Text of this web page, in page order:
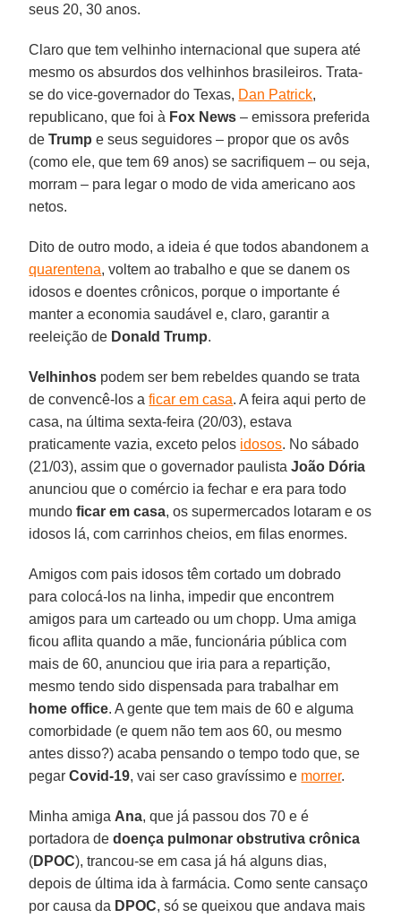
seus 20, 30 anos.
Claro que tem velhinho internacional que supera até
mesmo os absurdos dos velhinhos brasileiros. Trata-
se do vice-governador do Texas, Dan Patrick,
republicano, que foi à Fox News – emissora preferida
deTrump e seus seguidores – propor que os avôs
(como ele, que tem 69 anos) se sacrifiquem – ou seja,
morram – para legar o modo de vida americano aos
netos.
Dito de outro modo, a ideia é que todos abandonem a
quarentena, voltem ao trabalho e que se danem os
idosos e doentes crônicos, porque o importante é
manter a economia saudável e, claro, garantir a
reeleição de Donald Trump.
Velhinhos podem ser bem rebeldes quando se trata
de convencê-los a ficar em casa. A feira aqui perto de
casa, na última sexta-feira (20/03), estava
praticamente vazia, exceto pelos idosos. No sábado
(21/03), assim que o governador paulistaJoão Dória
anunciou que o comércio ia fechar e era para todo
mundoficar em casa, os supermercados lotaram e os
idosos lá, com carrinhos cheios, em filas enormes.
Amigos com pais idosos têm cortado um dobrado
para colocá-los na linha, impedir que encontrem
amigos para um carteado ou um chopp. Uma amiga
ficou aflita quando a mãe, funcionária pública com
mais de 60, anunciou que iria para a repartição,
mesmo tendo sido dispensada para trabalhar em
home office. A gente que tem mais de 60 e alguma
comorbidade (e quem não tem aos 60, ou mesmo
antes disso?) acaba pensando o tempo todo que, se
pegarCovid-19, vai ser caso gravíssimo e morrer.
Minha amiga Ana, que já passou dos 70 e é
portadora dedoença pulmonar obstrutiva crônica
(DPOC), trancou-se em casa já há alguns dias,
depois de última ida à farmácia. Como sente cansaço
por causa da DPOC, só se queixou que andava mais